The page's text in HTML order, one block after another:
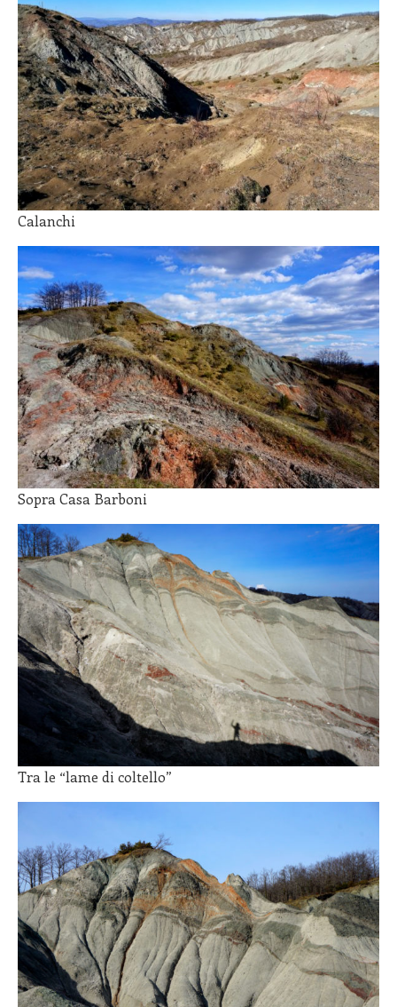
Calanchi
Sopra Casa Barboni
Tra le “lame di coltello”